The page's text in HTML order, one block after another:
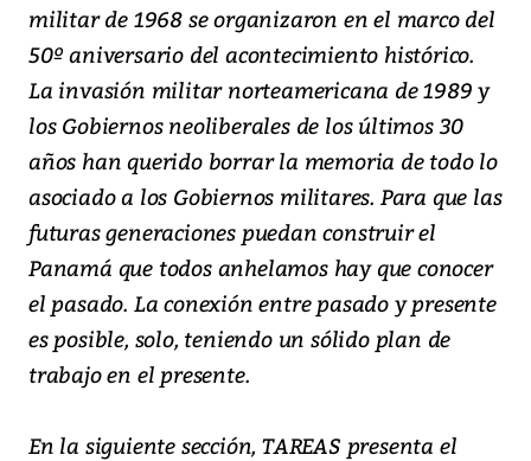
militar de 1968 se organizaron en el marco del
50º aniversario del acontecimiento histórico.
La invasión militar norteamericana de 1989 y
los Gobiernos neoliberales de los últimos 30
años han querido borrar la memoria de todo lo
asociado a los Gobiernos militares. Para que las
futuras generaciones puedan construir el
Panamá que todos anhelamos hay que conocer
el pasado. La conexión entre pasado y presente
es posible, solo, teniendo un sólido plan de
trabajo en el presente.
En la siguiente sección, TAREAS presenta el